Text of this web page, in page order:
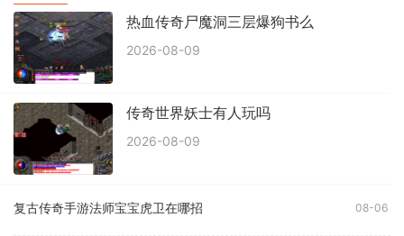
热血传奇尸魔洞三层爆狗书么
2026-08-09
传奇世界妖士有人玩吗
2026-08-09
复古传奇手游法师宝宝虎卫在哪招 08-06